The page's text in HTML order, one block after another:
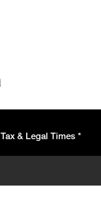
Tax & Legal Times *